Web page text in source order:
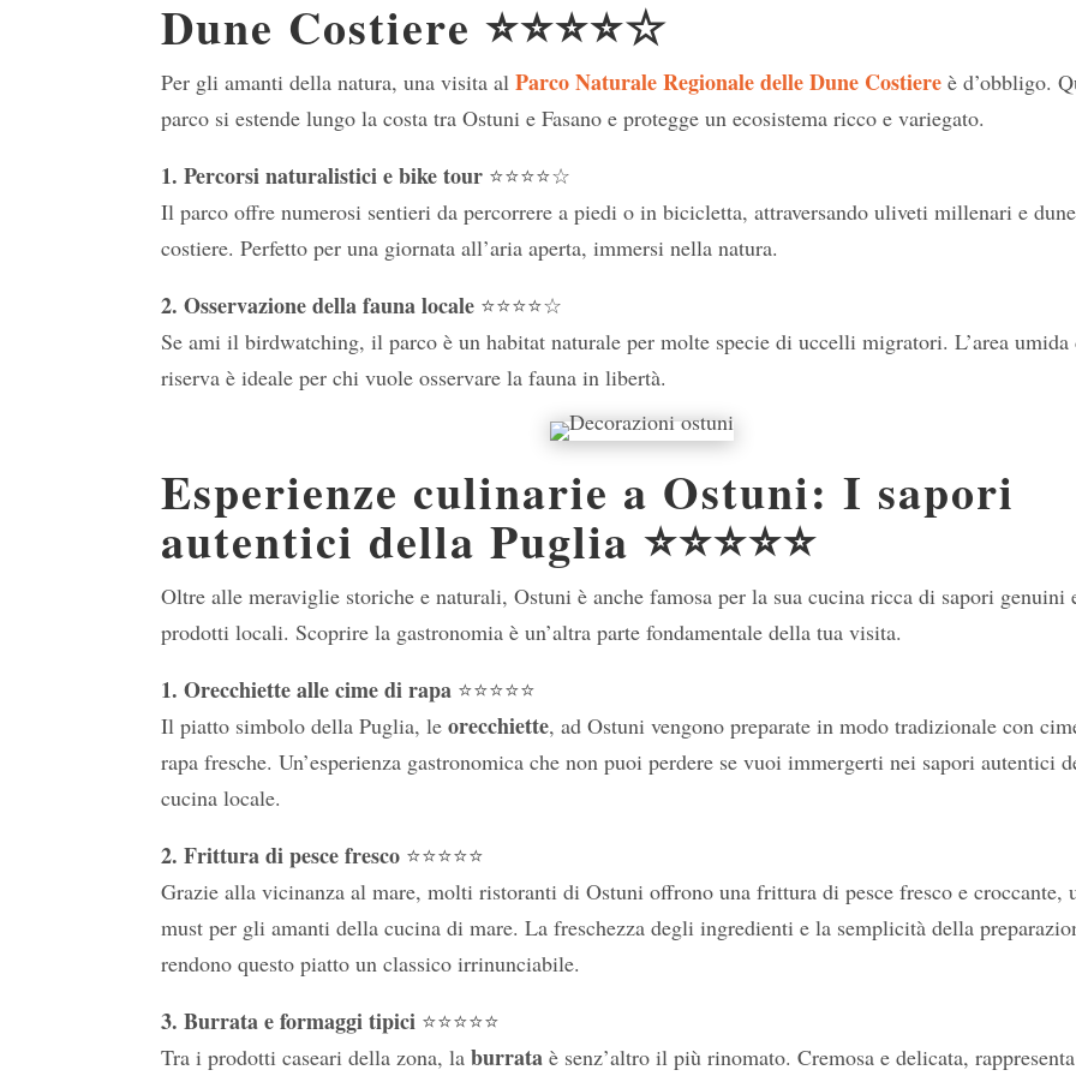
Dune Costiere ⭐⭐⭐⭐☆
Per gli amanti della natura, una visita alParco Naturale Regionale delle Dune Costiere è d’obbligo.
parco si estende lungo la costa tra Ostuni e Fasano e protegge un ecosistema ricco e variegato.
1. Percorsi naturalistici e bike tour ⭐⭐⭐⭐☆
Il parco offre numerosi sentieri da percorrere a piedi o in bicicletta, attraversando uliveti millenari e dune
costiere. Perfetto per una giornata all’aria aperta, immersi nella natura.
2. Osservazione della fauna locale ⭐⭐⭐⭐☆
Se ami il birdwatching, il parco è un habitat naturale per molte specie di uccelli migratori. L’area umida
riserva è ideale per chi vuole osservare la fauna in libertà.
Esperienze culinarie a Ostuni: I sapori
autentici della Puglia ⭐⭐⭐⭐⭐
Oltre alle meraviglie storiche e naturali, Ostuni è anche famosa per la sua cucina ricca di sapori genuini
prodotti locali. Scoprire la gastronomia è un’altra parte fondamentale della tua visita.
1. Orecchiette alle cime di rapa ⭐⭐⭐⭐⭐
Il piatto simbolo della Puglia, leorecchiette, ad Ostuni vengono preparate in modo tradizionale con
rapa fresche. Un’esperienza gastronomica che non puoi perdere se vuoi immergerti nei sapori autentici
cucina locale.
2. Frittura di pesce fresco ⭐⭐⭐⭐⭐
Grazie alla vicinanza al mare, molti ristoranti di Ostuni offrono una frittura di pesce fresco e croccante,
must per gli amanti della cucina di mare. La freschezza degli ingredienti e la semplicità della
rendono questo piatto un classico irrinunciabile.
3. Burrata e formaggi tipici ⭐⭐⭐⭐⭐
Tra i prodotti caseari della zona, laburrata è senz’altro il più rinomato. Cremosa e delicata,